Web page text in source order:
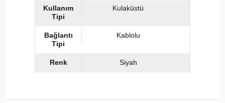
Kullanım
Tipi
Kulaküstü
Bağlantı
Tipi
Kablolu
Renk Siyah